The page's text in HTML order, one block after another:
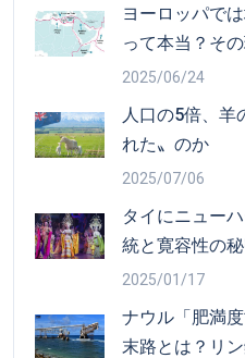
ヨーロッパで
って本当？そ
2025/06/24
人口の5倍、羊
れた〟のか
2025/07/06
タイにニュー
統と寛容性の
2025/01/17
ナウル「肥満
末路とは？リ